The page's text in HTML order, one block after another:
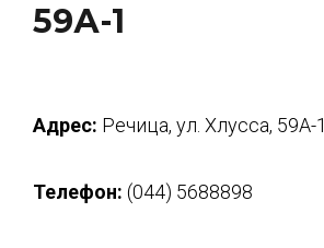
59А-1
Адрес: Речица, ул. Хлусса, 59А-1
Телефон: (044) 5688898